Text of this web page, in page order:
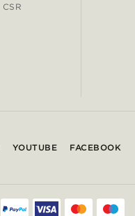
CSR
YOUTUBE FACEBOOK